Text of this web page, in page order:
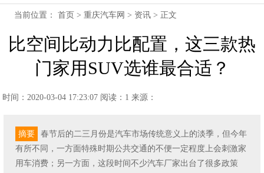
当前位置：首页 >重庆汽车网 > 资讯 > 正文
比空间比动力比配置，这三款热
门家用SUV选谁最合适？
时间：2020-03-04 17:23:07 阅读：1 来源：
摘要
春节后的二三月份是汽车市场传统意义上的淡季，但今年
有所不同，一方面特殊时期公共交通的不便一定程度上会刺激家
用车消费；另一方面，这段时间不少汽车厂家出台了很多政策